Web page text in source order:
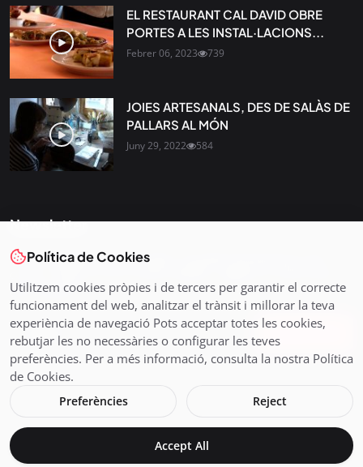
EL RESTAURANT CAL DAVID OBRE
PORTES A LES INSTAL·LACIONS...
Febrer 06, 2023 739
JOIES ARTESANALS, DES DE SALÀS DE
PALLARS AL MÓN
Juny 29, 2022 584
Newsletter
Tota l’actualitat, seleccionada i enviada directament al teu
que importa.
Subscriu-te
Avís legal i Política de Cookies
Política de Cookies
Utilitzem cookies pròpies i de tercers per garantir el correcte
funcionament del web, analitzar el trànsit i millorar la teva
experiència de navegació Pots acceptar totes les cookies,
rebutjar les no necessàries o configurar les teves
preferències. Per a més informació, consulta la nostra Política
de Cookies.
Preferències Reject
Accept All